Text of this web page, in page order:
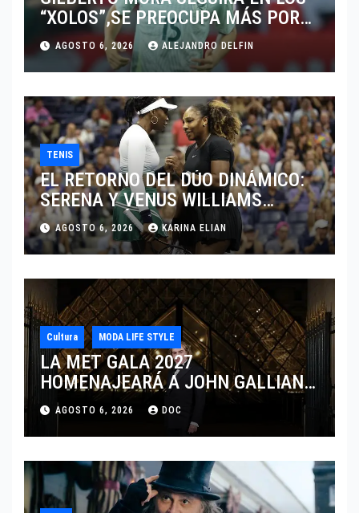
“XOLOS”,SE PREOCUPA MÁS POR
JUGAR EN SU EQUIPO.
AGOSTO 6, 2026 ALEJANDRO DELFIN
TENIS
EL RETORNO DEL DÚO DINÁMICO:
SERENA Y VENUS WILLIAMS
DISPUTARÁN LOS DOBLES EN
CINCINNATI 2026
AGOSTO 6, 2026 KARINA ELIAN
Cultura MODA LIFE STYLE
LA MET GALA 2027
HOMENAJEARÁ A JOHN GALLIANO
MARCANDO EL REGRESO DEL REY
DEL DRAMATISMO
AGOSTO 6, 2026 DOC